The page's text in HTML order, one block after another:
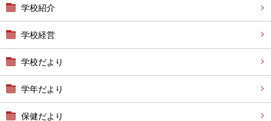
学校紹介
学校経営
学校だより
学年だより
保健だより